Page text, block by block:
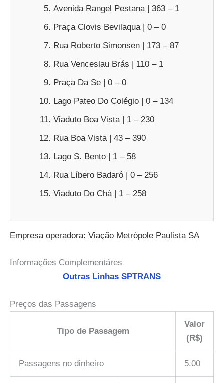
Avenida Rangel Pestana | 363 – 1
Praça Clovis Bevilaqua | 0 – 0
Rua Roberto Simonsen | 173 – 87
Rua Venceslau Brás | 110 – 1
Praça Da Se | 0 – 0
Lago Pateo Do Colégio | 0 – 134
Viaduto Boa Vista | 1 – 230
Rua Boa Vista | 43 – 390
Lago S. Bento | 1 – 58
Rua Líbero Badaró | 0 – 256
Viaduto Do Chá | 1 – 258
Empresa operadora: Viação Metrópole Paulista SA
Informações Complementáres
Outras Linhas SPTRANS
Preços das Passagens
Tipo de Passagem
Valor
(R$)
Passagens no dinheiro 5,00